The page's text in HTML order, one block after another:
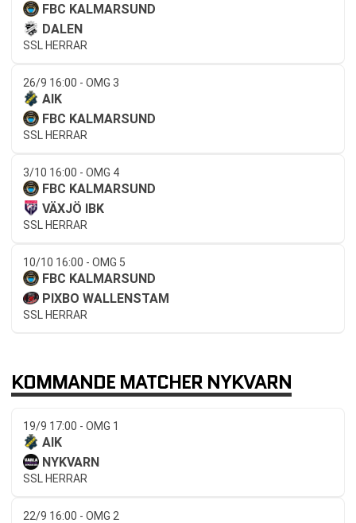
FBC KALMARSUND
DALEN
SSL HERRAR
26/9 16:00 - OMG 3
AIK
FBC KALMARSUND
SSL HERRAR
3/10 16:00 - OMG 4
FBC KALMARSUND
VÄXJÖ IBK
SSL HERRAR
10/10 16:00 - OMG 5
FBC KALMARSUND
PIXBO WALLENSTAM
SSL HERRAR
KOMMANDE MATCHER NYKVARN
19/9 17:00 - OMG 1
AIK
NYKVARN
SSL HERRAR
22/9 16:00 - OMG 2